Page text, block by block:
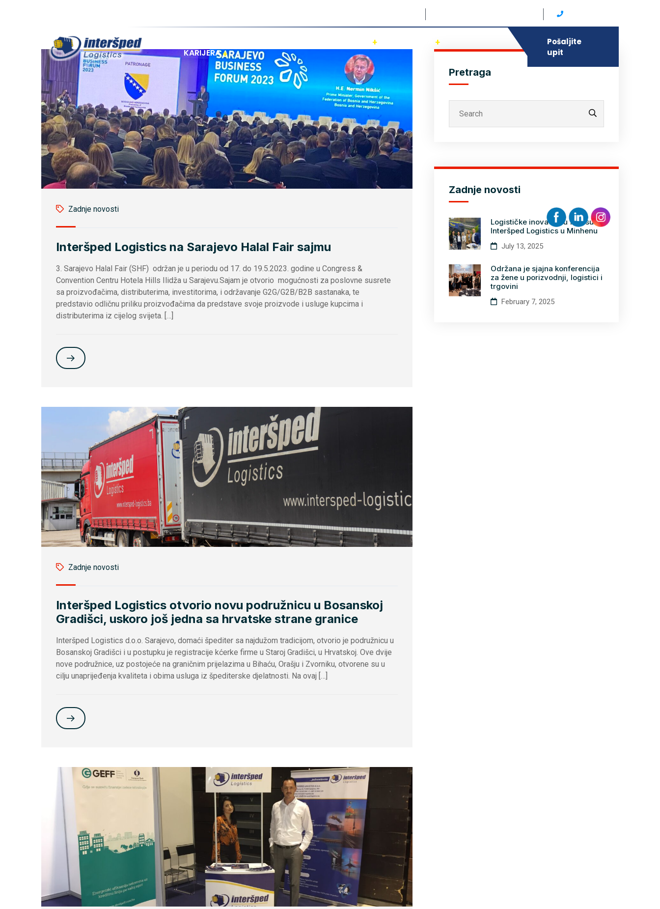
KARIJERA
Pošaljite
upit
Zadnje novosti
Interšped Logistics na Sarajevo Halal Fair sajmu
3. Sarajevo Halal Fair (SHF) održan je u periodu od 17. do 19.5.2023. godine u Congress &
Convention Centru Hotela Hills Ilidža u Sarajevu.Sajam je otvorio mogućnosti za poslovne susrete
sa proizvođačima, distributerima, investitorima, i održavanje G2G/G2B/B2B sastanaka, te
predstavio odličnu priliku proizvođačima da predstave svoje proizvode i usluge kupcima i
distributerima iz cijelog svijeta. […]
Zadnje novosti
Interšped Logistics otvorio novu podružnicu u Bosanskoj
Gradišci, uskoro još jedna sa hrvatske strane granice
Interšped Logistics d.o.o. Sarajevo, domaći špediter sa najdužom tradicijom, otvorio je podružnicu u
Bosanskoj Gradišci i u postupku je registracije kćerke firme u Staroj Gradišci, u Hrvatskoj. Ove dvije
nove podružnice, uz postojeće na graničnim prijelazima u Bihaću, Orašju i Zvorniku, otvorene su u
cilju unaprijeđenja kvaliteta i obima usluga iz špediterske djelatnosti. Na ovaj […]
Pretraga
Zadnje novosti
Logističke inovacije u fokusu –
Interšped Logistics u Minhenu
July 13, 2025
Održana je sjajna konferencija
za žene u porizvodnji, logistici i
trgovini
February 7, 2025